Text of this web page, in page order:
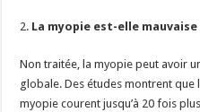
2. La myopie est-elle mauvaise
Non traitée, la myopie peut avoir
globale. Des études montrent
myopie courent jusqu’à 20 fois